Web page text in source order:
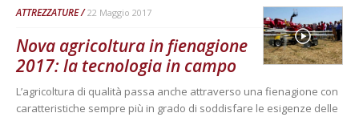
ATTREZZATURE 22 Maggio 2017
Nova agricoltura in fienagione
2017: la tecnologia in campo
L’agricoltura di qualità passa anche attraverso una fienagione con
caratteristiche sempre più in grado di soddisfare le esigenze delle